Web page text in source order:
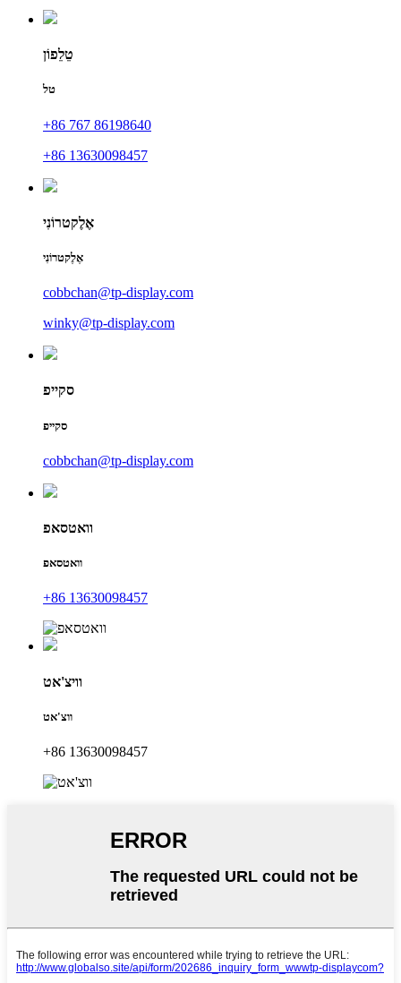
טֵלֵפוֹן
טל
+86 767 86198640
+86 13630098457
אֶלֶקטרוֹנִי
אֶלֶקטרוֹנִי
cobbchan@tp-display.com
winky@tp-display.com
סקייפ
סקייפ
cobbchan@tp-display.com
וואטסאפ
וואטסאפ
+86 13630098457
וויצ'אט
ווצ'אט
+86 13630098457